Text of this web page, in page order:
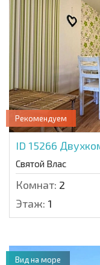
Рекомендуем
ID 15266
Святой Влас
Комнат: 2
Этаж: 1
Вид на море